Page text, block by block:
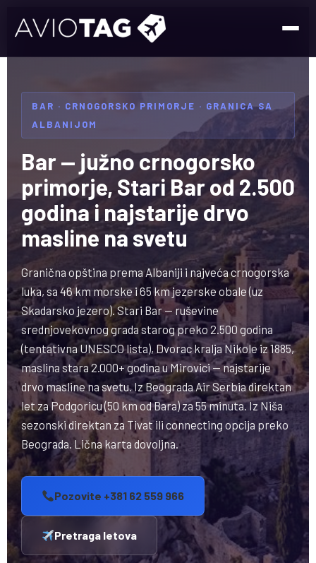
BAR · CRNOGORSKO PRIMORJE · GRANICA SA
ALBANIJOM
Bar — južno crnogorsko
primorje, Stari Bar od 2.500
godina i najstarije drvo
masline na svetu
Granična opština prema Albaniji i najveća crnogorska
luka, sa 46 km morske i 65 km jezerske obale (uz
Skadarsko jezero). Stari Bar — ruševine
srednjovekovnog grada starog preko 2.500 godina
(tentativna UNESCO lista), Dvorac kralja Nikole iz 1885,
maslina stara 2.000+ godina u Mirovici — najstarije
drvo masline na svetu. Iz Beograda Air Serbia direktan
let za Podgoricu (50 km od Bara) za 55 minuta. Iz Niša
sezonski direktan za Tivat ili connecting opcija preko
Beograda. Lična karta dovoljna.
Pozovite +381 62 559 966
Pretraga letova